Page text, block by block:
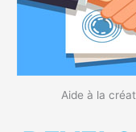
Aide à la